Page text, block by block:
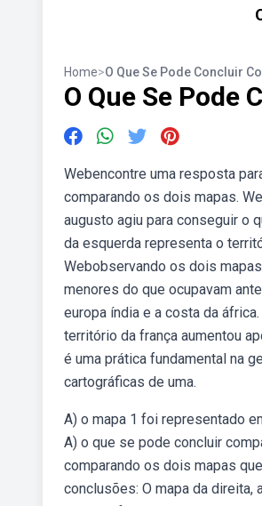
Home>O Que Se Pode Concluir
O Que Se Pode
Webencontre uma resposta
comparando os dois mapas.
augusto agiu para conseguir o
da esquerda representa o
Webobservando os dois
menores do que ocupavam
europa índia e a costa da
território da frança aumentou
é uma prática fundamental na
cartográficas de uma.
A) o mapa 1 foi representado
A) o que se pode concluir
comparando os dois mapas
conclusões: O mapa da